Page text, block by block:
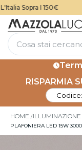
Sopra I 150€
RISPARMIA
Codice:
HOME
PLAFONIERA LED 15W